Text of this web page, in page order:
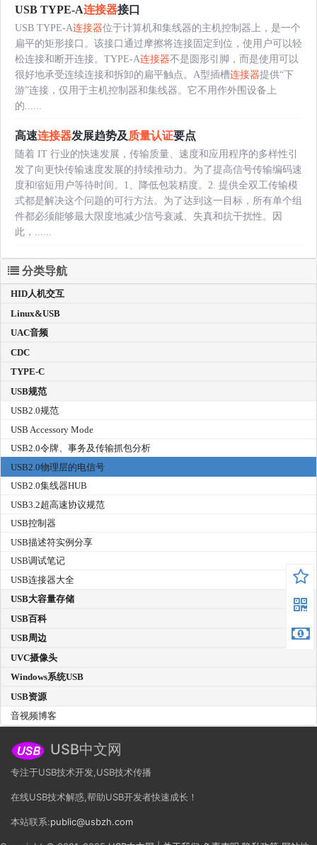
USB TYPE-A连接器接口
USB TYPE-A连接器位于计算机和集线器的主机控制器上，是一个
扁平的矩形接口。该接口通过摩擦将连接固定到位，使用户可以轻
松连接和断开连接。TYPE-A连接器不是圆形引脚，而是使用可以
很好地承受连续连接和拆卸的扁平触点。A型插槽连接器提供“下
游”连接，仅用于主机控制器和集线器。它不用作外围设备上
的......
高速连接器发展趋势及 质量认证要点
随着 IT 行业的快速发展，传输质量、速度和应用程序的多样性引
发了向更快传输速度发展的持续推动力。为了提高信号传输编码速
度和缩短用户等待时间。1、降低包装精度。2. 提供全双工传输模
式都是解决这个问题的可行方法。为了达到这一目标，所有单个组
件都必须能够最大限度地减少信号衰减、失真和抗干扰性。因
此，......
分类导航
HID人机交互
Linux&USB
UAC音频
CDC
TYPE-C
USB规范
USB2.0规范
USB Accessory Mode
USB2.0令牌、事务及传输抓包分析
USB2.0物理层的电信号
USB2.0集线器HUB
USB3.2超高速协议规范
USB控制器
USB描述符实例分享
USB调试笔记
USB连接器大全
USB大容量存储
USB百科
USB周边
UVC摄像头
Windows系统USB
USB资源
音视频博客
USB中文网
专注于USB技术开发,USB技术传播
在线USB技术解惑,帮助USB开发者快速成长！
本站联系:public@usbzh.com